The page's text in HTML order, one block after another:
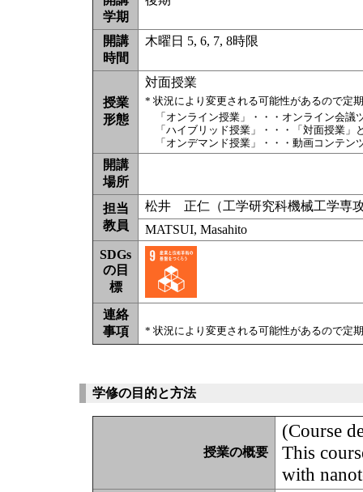
学期
開講
時間
木曜日 5, 6, 7, 8時限
授業
形態
対面授業
* 状況により変更される可能性があるので定
「オンライン授業」・・・オンライン会
「ハイブリッド授業」・・・「対面授業
「オンデマンド授業」・・・動画コンテ
開講
場所
担当
教員
松井 正仁（工学研究科機械工学専
MATSUI, Masahito
SDGs
の目
標
連絡
事項
* 状況により変更される可能性があるので定
学修の目的と方法
授業の概要
(Course
This
with